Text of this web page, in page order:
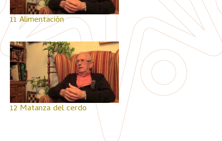
11 Alimentación
12 Matanza del cerdo